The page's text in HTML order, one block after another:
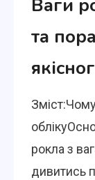
Ваги
та
рокла з
дивитись